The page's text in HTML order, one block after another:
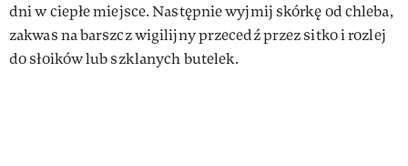
dni w ciepłe miejsce. Następnie wyjmij skórkę od chleba,
zakwas na barszcz wigilijny przecedź przez sitko i rozlej
do słoików lub szklanych butelek.